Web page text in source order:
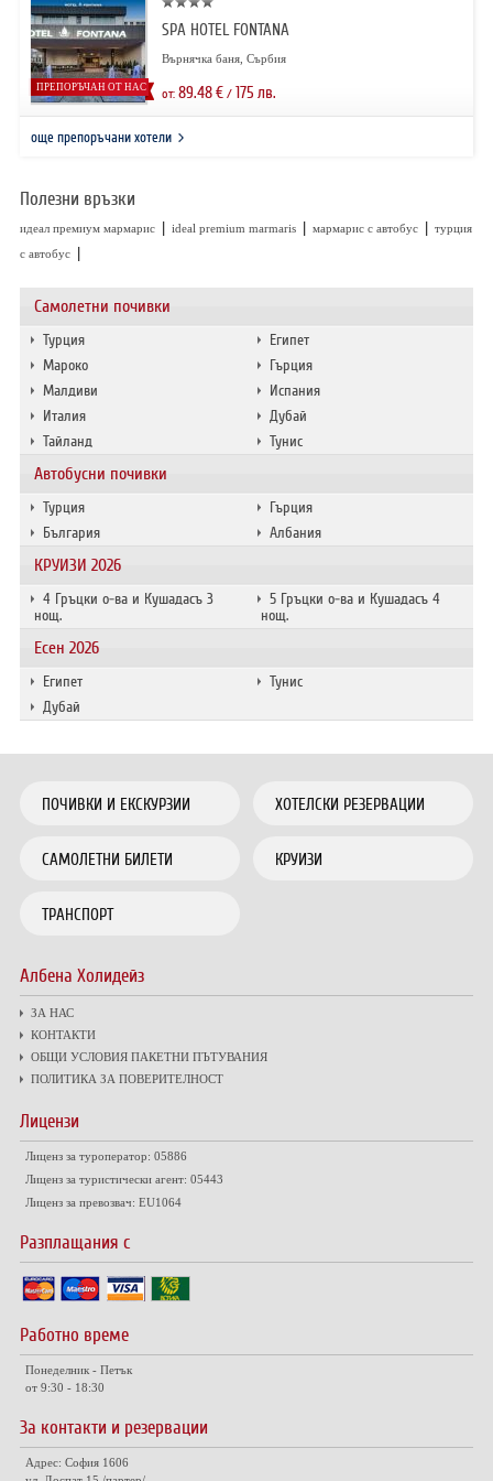
Самолетни почивки
Турция
Египет
Мароко
Гърция
Малдиви
Испания
Италия
Дубай
Тайланд
Тунис
Автобусни почивки
Турция
Гърция
България
Албания
КРУИЗИ 2026
4 Гръцки о-ва и Кушадасъ 3
нощ.
5 Гръцки о-ва и Кушадасъ 4
нощ.
Есен 2026
Египет
Тунис
Дубай
ПРЕПОРЪЧАН ОТ НАС
SPA HOTEL FONTANA
Върнячка баня, Сърбия
от: 89.48€/ 175 лв.
още препоръчани хотели
Полезни връзки
идеал премиум мармарис | ideal premium marmaris | мармарис с автобус | турция
с автобус |
ПОЧИВКИ И ЕКСКУРЗИИ ХОТЕЛСКИ РЕЗЕРВАЦИИ
САМОЛЕТНИ БИЛЕТИ КРУИЗИ
ТРАНСПОРТ
Албена Холидейз
ЗА НАС
КОНТАКТИ
ОБЩИ УСЛОВИЯ ПАКЕТНИ ПЪТУВАНИЯ
ПОЛИТИКА ЗА ПОВЕРИТЕЛНОСТ
Лицензи
Лиценз за туроператор: 05886
Лиценз за туристически агент: 05443
Лиценз за превозвач: EU1064
Разплащания с
Работно време
Понеделник - Петък
от 9:30 - 18:30
За контакти и резервации
Адрес: София 1606